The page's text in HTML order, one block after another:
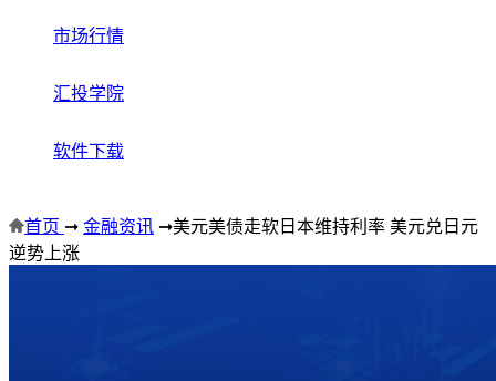
市场行情
汇投学院
软件下载
首页 ➞ 金融资讯 ➞美元美债走软日本维持利率 美元兑日元
逆势上涨